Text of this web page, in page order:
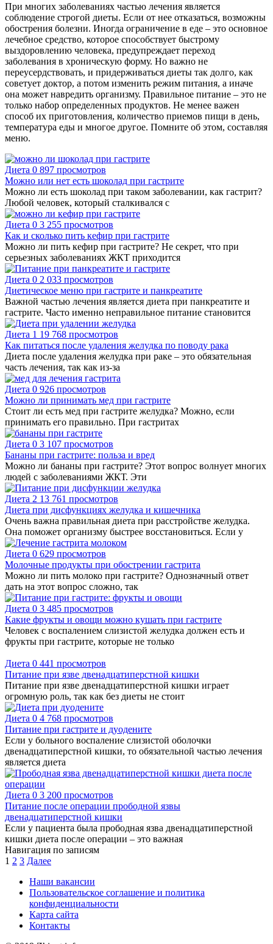
При многих заболеваниях частью лечения является
соблюдение строгой диеты. Если от нее отказаться, возможны
обострения болезни. Иногда ограничение в еде – это основное
лечебное средство, которое способствует быстрому
выздоровлению человека, предупреждает переход
заболевания в хроническую форму. Но важно не
переусердствовать, и придерживаться диеты так долго, как
советует доктор, а потом изменить режим питания, а иначе
она может навредить организму. Правильное питание – это не
только набор определенных продуктов. Не менее важен
способ их приготовления, количество приемов пищи в день,
температура еды и многое другое. Помните об этом, составляя
меню.
Диета 0 897 просмотров
Можно или нет есть шоколад при гастрите
Можно ли есть шоколад при таком заболевании, как гастрит?
Любой человек, который сталкивался с
Диета 0 3 255 просмотров
Как и сколько пить кефир при гастрите
Можно ли пить кефир при гастрите? Не секрет, что при
серьезных заболеваниях ЖКТ приходится
Диета 0 2 033 просмотров
Диетическое меню при гастрите и панкреатите
Важной частью лечения является диета при панкреатите и
гастрите. Часто именно неправильное питание становится
Диета 1 19 768 просмотров
Как питаться после удаления желудка по поводу рака
Диета после удаления желудка при раке – это обязательная
часть лечения, так как из-за
Диета 0 926 просмотров
Можно ли принимать мед при гастрите
Стоит ли есть мед при гастрите желудка? Можно, если
принимать его правильно. При гастритах
Диета 0 3 107 просмотров
Бананы при гастрите: польза и вред
Можно ли бананы при гастрите? Этот вопрос волнует многих
людей с заболеваниями ЖКТ. Эти
Диета 2 13 761 просмотров
Диета при дисфункциях желудка и кишечника
Очень важна правильная диета при расстройстве желудка.
Она поможет организму быстрее восстановиться. Если у
Диета 0 629 просмотров
Молочные продукты при обострении гастрита
Можно ли пить молоко при гастрите? Однозначный ответ
дать на этот вопрос сложно, так
Диета 0 3 485 просмотров
Какие фрукты и овощи можно кушать при гастрите
Человек с воспалением слизистой желудка должен есть и
фрукты при гастрите, которые не только
Диета 0 441 просмотров
Питание при язве двенадцатиперстной кишки
Питание при язве двенадцатиперстной кишки играет
огромную роль, так как без диеты не стоит
Диета 0 4 768 просмотров
Питание при гастрите и дуодените
Если у больного воспаление слизистой оболочки
двенадцатиперстной кишки, то обязательной частью лечения
является диета
Диета 0 3 200 просмотров
Питание после операции прободной язвы
двенадцатиперстной кишки
Если у пациента была прободная язва двенадцатиперстной
кишки диета после операции – это важная
Навигация по записям
1 2 3 Далее
Наши вакансии
Пользовательское соглашение и политика
конфиденциальности
Карта сайта
Контакты